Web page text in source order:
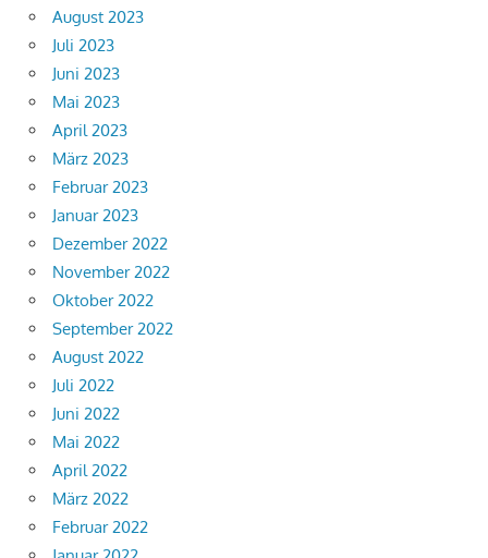
August 2023
Juli 2023
Juni 2023
Mai 2023
April 2023
März 2023
Februar 2023
Januar 2023
Dezember 2022
November 2022
Oktober 2022
September 2022
August 2022
Juli 2022
Juni 2022
Mai 2022
April 2022
März 2022
Februar 2022